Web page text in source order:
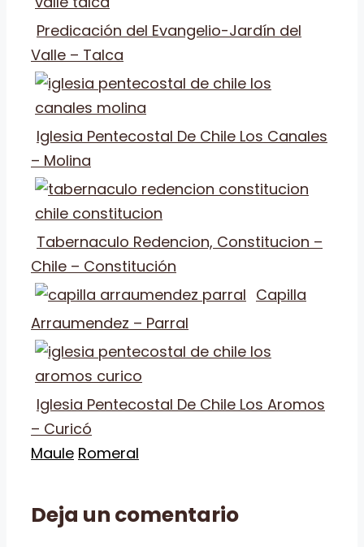
Predicación del Evangelio-Jardín del
Valle – Talca
Iglesia Pentecostal De Chile Los Canales
– Molina
Tabernaculo Redencion, Constitucion –
Chile – Constitución
Capilla
Arraumendez – Parral
Iglesia Pentecostal De Chile Los Aromos
– Curicó
Categorías
Maule Etiquetas
Romeral
Deja un comentario